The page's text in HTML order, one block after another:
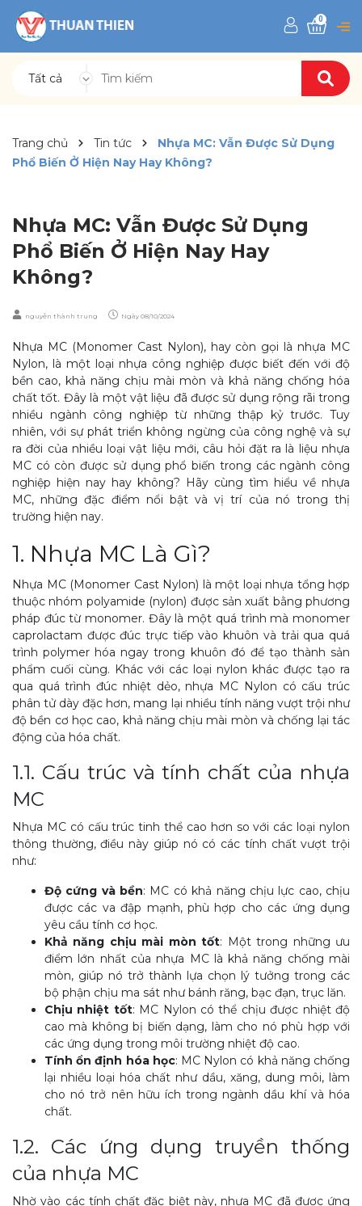
Tất cả
0
Trang chủ Tin tức
Nhựa MC: Vẫn Được Sử Dụng
Phổ Biến Ở Hiện Nay Hay Không?
Nhựa MC: Vẫn Được Sử Dụng
Phổ Biến Ở Hiện Nay Hay
Không?
nguyễn thành trung Ngày 08/10/2024
Nhựa MC(Monomer Cast Nylon), hay còn gọi là nhựa MC
Nylon, là một loại nhựa công nghiệp được biết đến với độ
bền cao, khả năng chịu mài mòn và khả năng chống hóa
chất tốt. Đây là một vật liệu đã được sử dụng rộng rãi trong
nhiều ngành công nghiệp từ những thập kỷ trước. Tuy
nhiên, với sự phát triển không ngừng của công nghệ và sự
ra đời của nhiều loại vật liệu mới, câu hỏi đặt ra là liệu nhựa
MC có còn được sử dụng phổ biến trong các ngành công
nghiệp hiện nay hay không? Hãy cùng tìm hiểu về nhựa
MC, những đặc điểm nổi bật và vị trí của nó trong thị
trường hiện nay.
1. Nhựa MC Là Gì?
Nhựa MC (Monomer Cast Nylon) là một loại nhựa tổng hợp
thuộc nhóm polyamide (nylon) được sản xuất bằng phương
pháp đúc từ monomer. Đây là một quá trình mà monomer
caprolactam được đúc trực tiếp vào khuôn và trải qua quá
trình polymer hóa ngay trong khuôn đó để tạo thành sản
phẩm cuối cùng. Khác với các loại nylon khác được tạo ra
qua quá trình đúc nhiệt dẻo, nhựa MC Nylon có cấu trúc
phân tử dày đặc hơn, mang lại nhiều tính năng vượt trội như
độ bền cơ học cao, khả năng chịu mài mòn và chống lại tác
động của hóa chất.
1.1. Cấu trúc và tính chất của nhựa
MC
Nhựa MC có cấu trúc tinh thể cao hơn so với các loại nylon
thông thường, điều này giúp nó có các tính chất vượt trội
như:
Độ cứng và bền: MC có khả năng chịu lực cao, chịu
được các va đập mạnh, phù hợp cho các ứng dụng
yêu cầu tính cơ học.
Khả năng chịu mài mòn tốt: Một trong những ưu
điểm lớn nhất của nhựa MC là khả năng chống mài
mòn, giúp nó trở thành lựa chọn lý tưởng trong các
bộ phận chịu ma sát như bánh răng, bạc đạn, trục lăn.
Chịu nhiệt tốt: MC Nylon có thể chịu được nhiệt độ
cao mà không bị biến dạng, làm cho nó phù hợp với
các ứng dụng trong môi trường nhiệt độ cao.
Tính ổn định hóa học: MC Nylon có khả năng chống
lại nhiều loại hóa chất như dầu, xăng, dung môi, làm
cho nó trở nên hữu ích trong ngành dầu khí và hóa
chất.
1.2. Các ứng dụng truyền thống
của nhựa MC
Nhờ vào các tính chất đặc biệt này, nhựa MC đã được ứng